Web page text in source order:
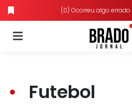
(0) Ocorreu algo errado
Futebol